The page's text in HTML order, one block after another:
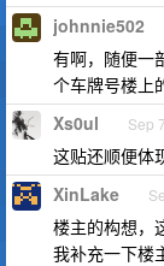
johnnie502
有啊，随便一
个车牌号楼上
Xs0ul Sep
这贴还顺便体
XinLake
楼主的构想，
我补充一下楼